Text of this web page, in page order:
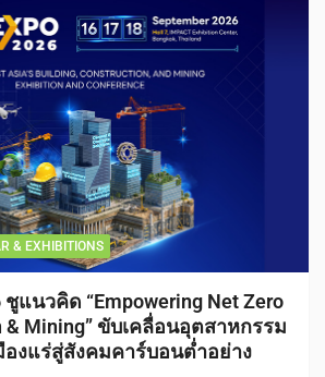
& EXHIBITIONS
ชูแนวคิด “Empowering Net Zero
& Mining” ขับเคลื่อนอุตสาหกรรม
องแร่สู่สังคมคาร์บอนต่ำอย่าง